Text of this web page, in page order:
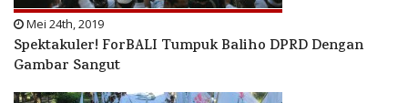
Mei 24th, 2019
Spektakuler! ForBALI Tumpuk Baliho DPRD Dengan
Gambar Sangut